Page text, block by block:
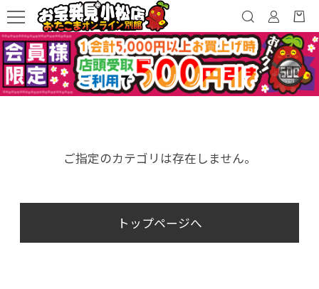
ご指定のカテゴリは存在しません。
トップページへ